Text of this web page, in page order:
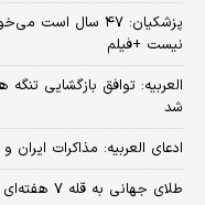
پزشکیان: ۴۷ سال
نیست +فیلم
شد
ادعای العربیه: مذاکرات
طلای جهانی به قله ۷ هفته‌ای رسید/ دلار عقب نشست، فلز زرد صعود کرد